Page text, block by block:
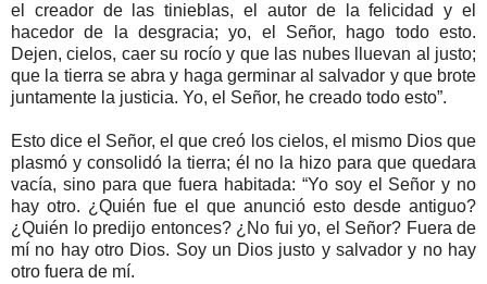
el creador de las tinieblas, el autor de la felicidad y el
hacedor de la desgracia; yo, el Señor, hago todo esto.
Dejen, cielos, caer su rocío y que las nubes lluevan al justo;
que la tierra se abra y haga germinar al salvador y que brote
juntamente la justicia. Yo, el Señor, he creado todo esto”.
Esto dice el Señor, el que creó los cielos, el mismo Dios que
plasmó y consolidó la tierra; él no la hizo para que quedara
vacía, sino para que fuera habitada: “Yo soy el Señor y no
hay otro. ¿Quién fue el que anunció esto desde antiguo?
¿Quién lo predijo entonces? ¿No fui yo, el Señor? Fuera de
mí no hay otro Dios. Soy un Dios justo y salvador y no hay
otro fuera de mí.